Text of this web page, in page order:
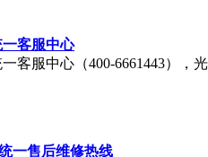
客服中心
客服中心（400-6661443）
一售后维修热线